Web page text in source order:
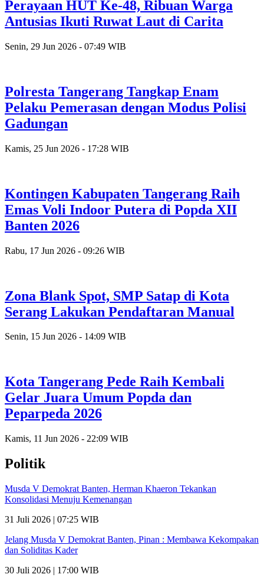
Perayaan HUT Ke-48, Ribuan Warga
Antusias Ikuti Ruwat Laut di Carita
Senin, 29 Jun 2026 - 07:49 WIB
Polresta Tangerang Tangkap Enam
Pelaku Pemerasan dengan Modus Polisi
Gadungan
Kamis, 25 Jun 2026 - 17:28 WIB
Kontingen Kabupaten Tangerang Raih
Emas Voli Indoor Putera di Popda XII
Banten 2026
Rabu, 17 Jun 2026 - 09:26 WIB
Zona Blank Spot, SMP Satap di Kota
Serang Lakukan Pendaftaran Manual
Senin, 15 Jun 2026 - 14:09 WIB
Kota Tangerang Pede Raih Kembali
Gelar Juara Umum Popda dan
Peparpeda 2026
Kamis, 11 Jun 2026 - 22:09 WIB
Politik
Musda V Demokrat Banten, Herman Khaeron Tekankan
Konsolidasi Menuju Kemenangan
31 Juli 2026 | 07:25 WIB
Jelang Musda V Demokrat Banten, Pinan : Membawa Kekompakan
dan Soliditas Kader
30 Juli 2026 | 17:00 WIB